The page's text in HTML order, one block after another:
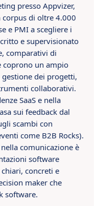
presso Appvizer,
di oltre 4.000
e PMI a scegliere i
e supervisionato
comparativi di
coprono un ampio
dei progetti,
collaborativi.
SaaS e nella
sui feedback dal
scambi con
come B2B Rocks).
comunicazione è
software
concreti e
maker che
software.